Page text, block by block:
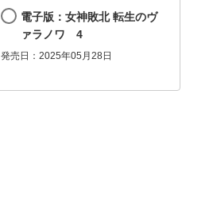
電子版：女神敗北 転生のヴ
ァラノワ 4
発売日：2025年05月28日